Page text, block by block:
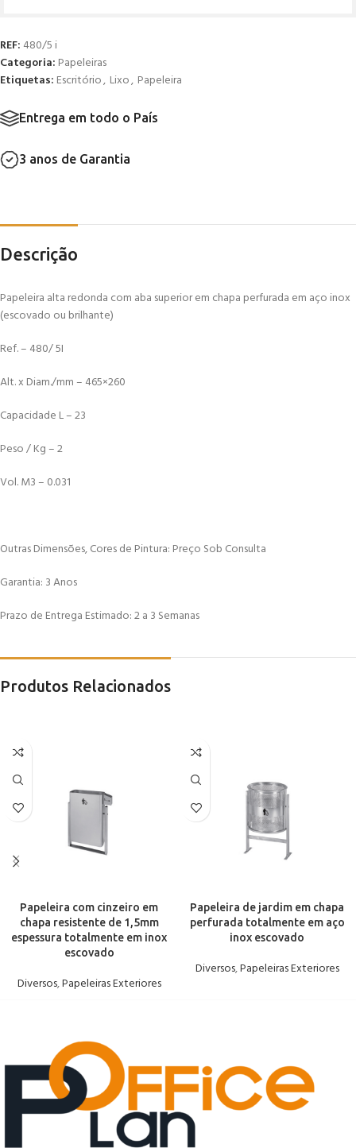
REF: 480/5 i
Categoria: Papeleiras
Etiquetas: Escritório, Lixo, Papeleira
Entrega em todo o País
3 anos de Garantia
Descrição
Papeleira alta redonda com aba superior em chapa perfurada em aço inox
(escovado ou brilhante)
Ref. – 480/ 5I
Alt. x Diam./mm – 465×260
Capacidade L – 23
Peso / Kg – 2
Vol. M3 – 0.031
Outras Dimensões, Cores de Pintura: Preço Sob Consulta
Garantia: 3 Anos
Prazo de Entrega Estimado: 2 a 3 Semanas
Produtos Relacionados
Papeleira com cinzeiro em
chapa resistente de 1,5mm
espessura totalmente em inox
escovado
Diversos,Papeleiras Exteriores
Papeleira de jardim em chapa
perfurada totalmente em aço
inox escovado
Diversos,Papeleiras Exteriores